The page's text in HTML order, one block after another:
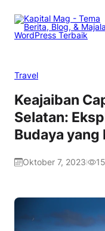
Travel
Keajaiban
Selatan:
Budaya
Oktober 7, 2023 15